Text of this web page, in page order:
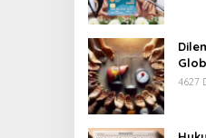
4627